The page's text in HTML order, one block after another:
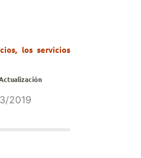
los servicios
2019